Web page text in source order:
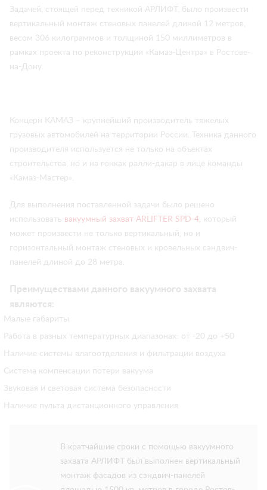
Задачей, стоящей перед техникой АРЛИФТ, было произвести
вертикальный монтаж стеновых панелей длиной 12 метров,
весом 306 килограммов и толщиной 150 миллиметров в
рамках проекта по реконструкции «Камаз-Центра» в Ростове-
на-Дону.
Концерн КАМАЗ – крупнейший производитель тяжелых
грузовых автомобилей на территории России. Техника данного
производителя используется не только на объектах
строительства, но и на гонках ралли-дакар в лице команды
«Камаз-Мастер».
Для выполнения поставленной задачи было решено
использовать вакуумный захват ARLIFTER SPD-4, который
может произвести не только вертикальный, но и
горизонтальный монтаж стеновых и кровельных сэндвич-
панелей длиной до 28 метра.
Преимуществами данного вакуумного захвата
являются:
Малые габариты
Работа в разных температурных диапазонах: от -20 до +50
Наличие системы влагоотделения и фильтрации воздуха
Система компенсации потери вакуума
Звуковая и световая система безопасности
Наличие пульта дистанционного управления
В кратчайшие сроки с помощью вакуумного
захвата АРЛИФТ был выполнен вертикальный
монтаж фасадов из сэндвич-панелей